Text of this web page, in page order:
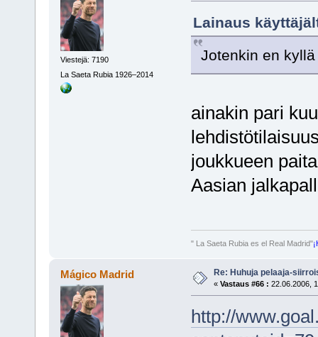
Viestejä: 7190
La Saeta Rubia 1926–2014
Lainaus
Jotenkin en
ainakin pari
joukkueen
Aasian
" La Saeta Rubia es el Real Madrid"
Mágico Madrid Re: Huhuja pelaaja-
« Vastaus #66 : 22.06.2006,
http://